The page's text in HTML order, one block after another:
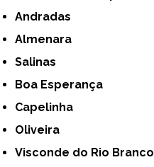
Andradas
Almenara
Salinas
Boa Esperança
Capelinha
Oliveira
Visconde do Rio Branco